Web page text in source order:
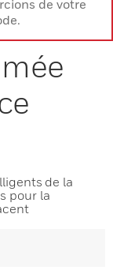
de votre
de la
pour la